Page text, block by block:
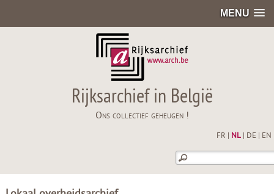
MENU
Rijksarchief in België
Ons collectief geheugen !
FR NL| DE EN